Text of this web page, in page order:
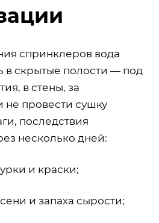
спринклеров вода
в скрытые полости — под
в стены, за
не провести сушку
последствия
несколько дней:
и краски;
и запаха сырости;